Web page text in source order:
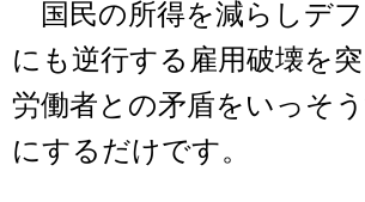
国民の所得を減らしデフ
にも逆行する雇用破壊を突
労働者との矛盾をいっそ
にするだけです。